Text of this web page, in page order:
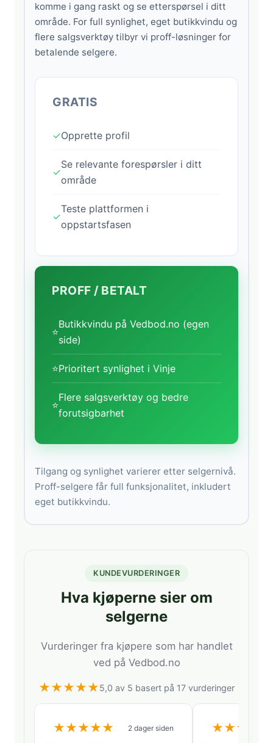
komme i gang raskt og se etterspørsel i ditt
område. For full synlighet, eget butikkvindu og
flere salgsverktøy tilbyr vi proff-løsninger for
betalende selgere.
GRATIS
✓Opprette profil
✓
Se relevante forespørsler i ditt
område
✓
Teste plattformen i
oppstartsfasen
PROFF / BETALT
⭐
Butikkvindu på Vedbod.no (egen
side)
⭐Prioritert synlighet i Vinje
⭐
Flere salgsverktøy og bedre
forutsigbarhet
Tilgang og synlighet varierer etter selgernivå.
Proff-selgere får full funksjonalitet, inkludert
eget butikkvindu.
KUNDEVURDERINGER
Hva kjøperne sier om
selgerne
Vurderinger fra kjøpere som har handlet
ved på Vedbod.no
★★★★★5,0 av 5 basert på 17 vurderinger
★★★★★ 2 dager siden ★★★